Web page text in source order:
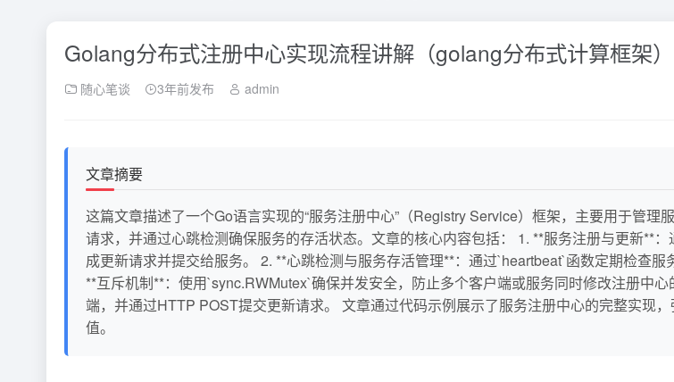
Golang分布式注册中心实现流程讲解（golang分布式计算框架
随心笔谈 3年前发布 admin
文章摘要
这篇文章描述了一个Go语言实现的“服务注册中心”（Registry Service）框架，主要用于管
请求，并通过心跳检测确保服务的存活状态。文章的核心内容包括： 1. **服务注册与更新**
成更新请求并提交给服务。 2. **心跳检测与服务存活管理**：通过`heartbeat`函数定期检查
**互斥机制**：使用`sync.RWMutex`确保并发安全，防止多个客户端或服务同时修改注册中
端，并通过HTTP POST提交更新请求。 文章通过代码示例展示了服务注册中心的完整实现
值。